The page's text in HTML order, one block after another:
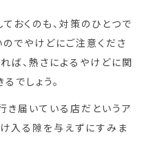
おくのも、対策のひとつで
のでやけどにご注意くださ
ば、熱さによるやけどに関
でしょう。
き届いている店だというア
入る隙を与えずにすみま